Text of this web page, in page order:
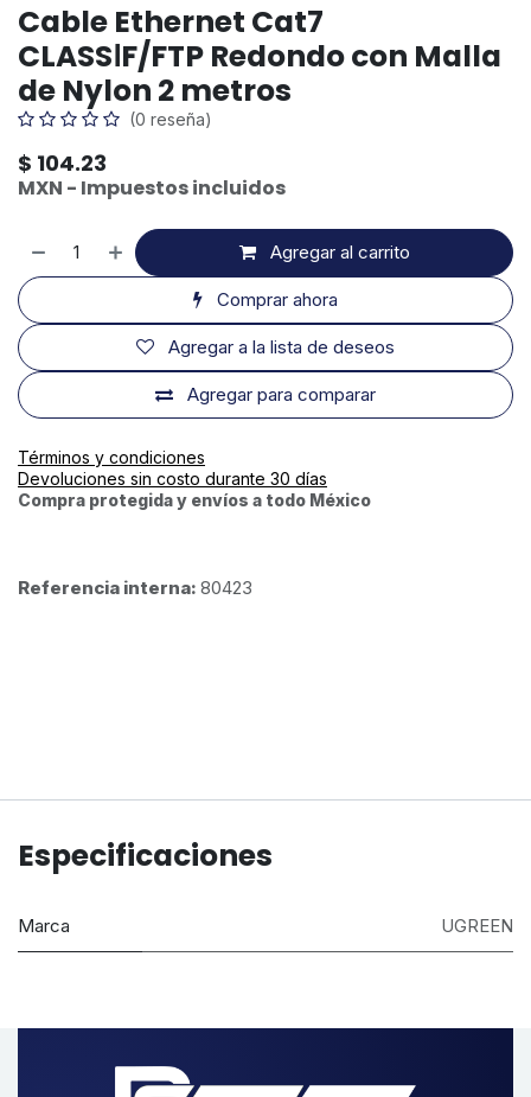
Cable Ethernet Cat7
CLASSⅠF/FTP Redondo con Malla
de Nylon 2 metros
(0 reseña)
$ 104.23
MXN - Impuestos incluidos
Agregar al carrito
Comprar ahora
Agregar para comparar
Agregar a la lista de deseos
Términos y condiciones
Devoluciones sin costo durante 30 días
Compra protegida y envíos a todo México
Referencia interna: 80423
Especificaciones
Marca UGREEN